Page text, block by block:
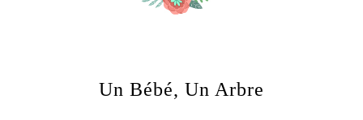
Un Bébé, Un Arbre